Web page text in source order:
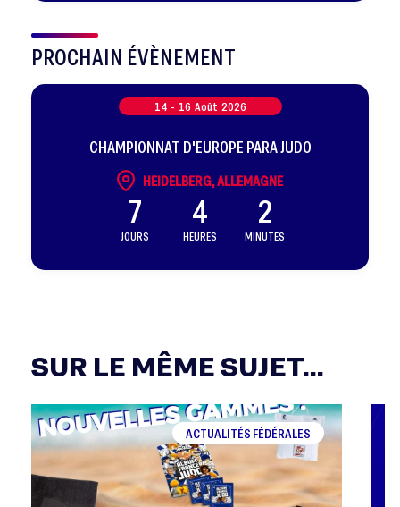
PROCHAIN ÉVÈNEMENT
14 - 16 Août 2026
CHAMPIONNAT D'EUROPE PARA JUDO
HEIDELBERG, ALLEMAGNE
7
JOURS
4
HEURES
2
MINUTES
SUR LE MÊME SUJET...
ACTUALITÉS FÉDÉRALES